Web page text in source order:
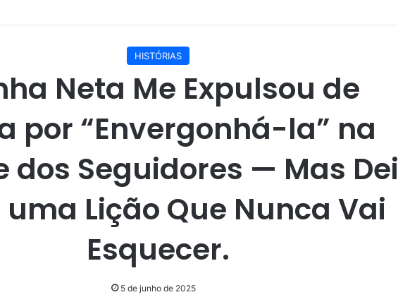
HISTÓRIAS
Neta Me Expulsou de
por “Envergonhá-la” na
dos Seguidores — Mas Dei
uma Lição Que Nunca Vai
Esquecer.
5 de junho de 2025